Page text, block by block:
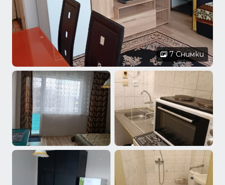
7 Снимки